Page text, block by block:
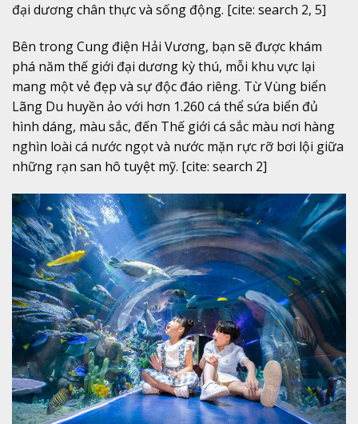
đại dương chân thực và sống động. [cite: search 2, 5]
Bên trong Cung điện Hải Vương, bạn sẽ được khám
phá năm thế giới đại dương kỳ thú, mỗi khu vực lại
mang một vẻ đẹp và sự độc đáo riêng. Từ Vùng biển
Lãng Du huyền ảo với hơn 1.260 cá thể sứa biển đủ
hình dáng, màu sắc, đến Thế giới cá sắc màu nơi hàng
nghìn loài cá nước ngọt và nước mặn rực rỡ bơi lội giữa
những rạn san hô tuyệt mỹ. [cite: search 2]